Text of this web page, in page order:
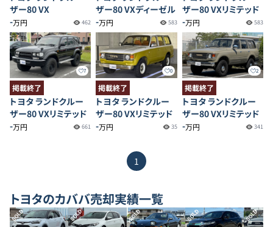
ザー80 VX
-万円 462
ザー80 VXディーゼル
-万円 583
ザー80 VXリミテッド
-万円 583
7
掲載終了
トヨタ ランドクルー
ザー80 VXリミテッド
-万円 661
0
掲載終了
トヨタ ランドクルー
ザー80 VXリミテッド
-万円 35
2
掲載終了
トヨタ ランドクルー
ザー80 VXリミテッド
-万円 341
1
トヨタのカババ売却実績一覧
SOLD SOLD SOLD SOLD SOLD